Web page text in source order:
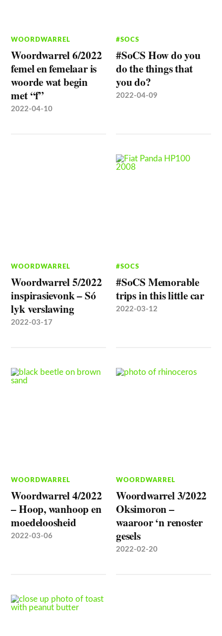
WOORDWARREL
Woordwarrel 6/2022
femel en femelaar is
woorde wat begin
met “f”
2022-04-10
#SOCS
#SoCS How do you
do the things that
you do?
2022-04-09
WOORDWARREL
Woordwarrel 5/2022
inspirasievonk – Só
lyk verslawing
2022-03-17
#SOCS
#SoCS Memorable
trips in this little car
2022-03-12
WOORDWARREL
Woordwarrel 4/2022
– Hoop, wanhoop en
moedeloosheid
2022-03-06
WOORDWARREL
Woordwarrel 3/2022
Oksimoron –
waaroor ‘n renoster
gesels
2022-02-20